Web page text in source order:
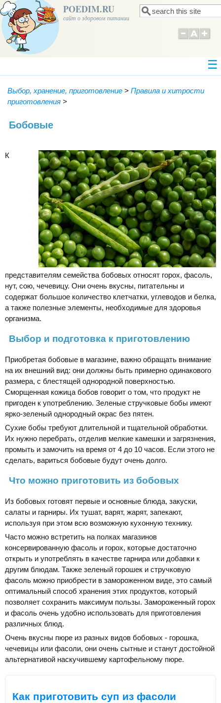
POEDIM.RU
сайт о здоровом питании Форма поиска
Поиск
Выбор, хранение, приготовление > Правила и хитрости
приготовления >
Бобовые
К
представителям семейства бобовых относят горох, фасоль,
нут, сою, чечевицу. Они очень вкусны, питательны и
содержат большое количество клетчатки, углеводов и белка,
а также полезные элементы, необходимые для здоровья
организма.
Выбор и подготовка к приготовлению
Приобретая бобовые в магазине, важно обращать внимание
на их внешний вид: они должны быть примерно одинакового
размера, с блестящей однородной поверхностью.
Сморщенная кожица бобов говорит о том, что продукт не
пригоден к употреблению. Зеленые стручковые бобы имеют
ярко-зеленый однородный окрас без пятен.
Сухие бобы требуют длительной и тщательной обработки.
Их нужно перебрать, отделив мелкие камешки и загрязнения,
промыть и замочить на время от 4 до 10 часов. Если этого не
сделать, вариться бобовые будут очень долго.
Что можно приготовить из бобовых
Из бобовых готовят первые и основные блюда, закуски,
салаты и гарниры. Их тушат, варят, жарят, запекают,
используя при этом всю возможную кухонную технику.
Часто можно встретить на полках магазинов
консервированную фасоль и горох, которые достаточно
открыть и употреблять в качестве гарнира или добавки к
другим блюдам. Также зеленый горошек и стручковую
фасоль можно приобрести в замороженном виде, это самый
оптимальный способ хранения этих продуктов, который
позволяет сохранить максимум пользы. Замороженный горох
и фасоль очень удобно использовать для приготовления
различных блюд.
Очень вкусны пюре из разных видов бобовых - горошка,
чечевицы или фасоли, они очень сытные и станут достойной
альтернативой наскучившему картофельному пюре.
Как приготовить суп из фасоли